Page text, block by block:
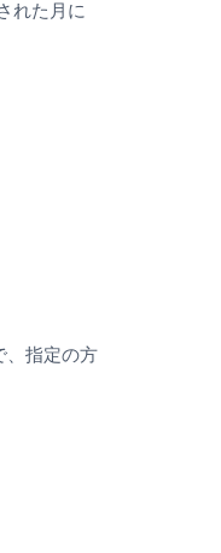
れた月に
、指定の方